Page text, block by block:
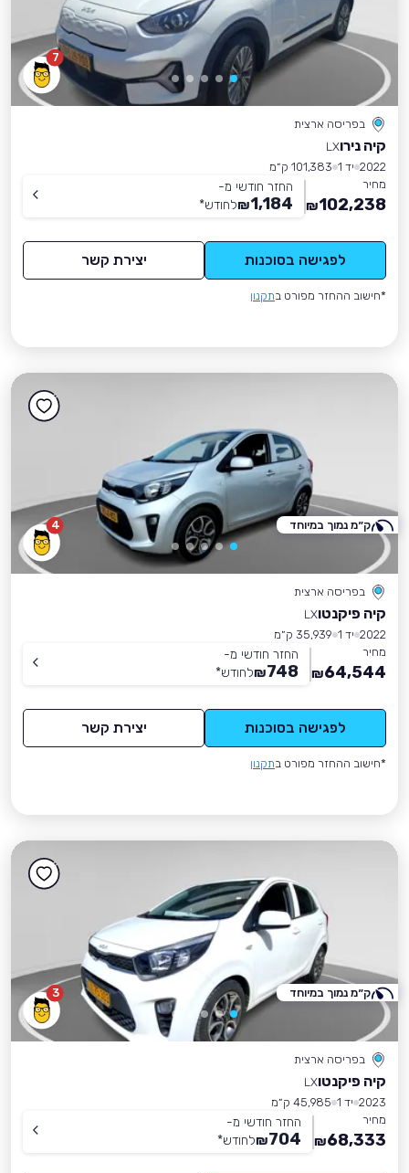
7
בפריסה ארצית
קיה נירוLX
2022 יד 1
101,383 ק״מ
מחיר
102,238
₪
החזר חודשי מ-
1,184
₪לחודש*
לפגישה בסוכנות יצירת קשר
*חישוב ההחזר מפורט בתקנון
4
בפריסה ארצית
קיה פיקנטוLX
2022 יד 1
35,939 ק״מ
מחיר
64,544
₪
החזר חודשי מ-
748
₪לחודש*
לפגישה בסוכנות יצירת קשר
*חישוב ההחזר מפורט בתקנון
ק״מ נמוך במיוחד
3
בפריסה ארצית
קיה פיקנטוLX
2023 יד 1
45,985 ק״מ
מחיר
68,333
₪
החזר חודשי מ-
704
₪לחודש*
ק״מ נמוך במיוחד